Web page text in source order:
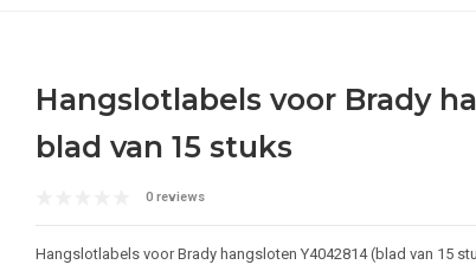
Hangslotlabels voor Brady
blad van 15 stuks
0 reviews
Hangslotlabels voor Brady hangsloten Y4042814 (blad van 15